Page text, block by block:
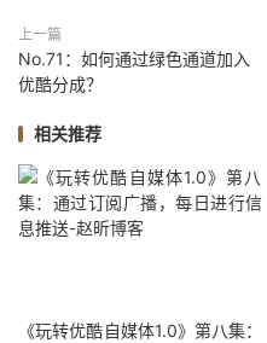
上一篇
No.71：如何通过绿色通道加入
优酷分成？
相关推荐
《玩转优酷自媒体1.0》第八集：